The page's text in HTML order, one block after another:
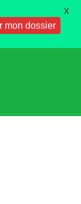
mon dossier
X